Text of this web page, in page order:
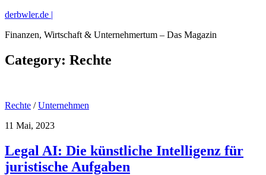
derbwler.de |
Finanzen, Wirtschaft & Unternehmertum – Das Magazin
Category: Rechte
Rechte /Unternehmen
11 Mai, 2023
Legal AI: Die künstliche Intelligenz für
juristische Aufgaben